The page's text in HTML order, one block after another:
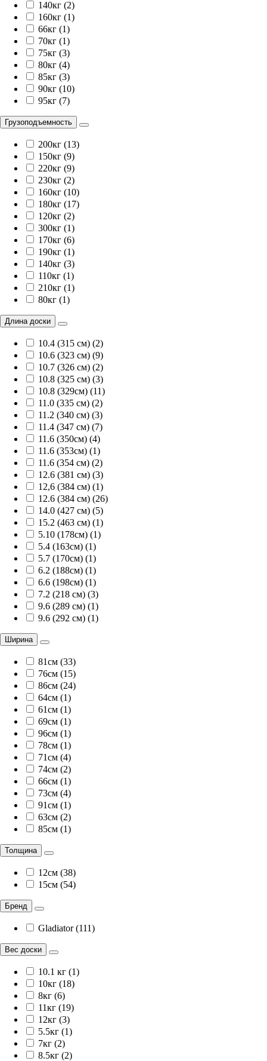
140кг (2)
160кг (1)
66кг (1)
70кг (1)
75кг (3)
80кг (4)
85кг (3)
90кг (10)
95кг (7)
Грузоподъемность
200кг (13)
150кг (9)
220кг (9)
230кг (2)
160кг (10)
180кг (17)
120кг (2)
300кг (1)
170кг (6)
190кг (1)
140кг (3)
110кг (1)
210кг (1)
80кг (1)
Длина доски
10.4 (315 см) (2)
10.6 (323 см) (9)
10.7 (326 см) (2)
10.8 (325 см) (3)
10.8 (329см) (11)
11.0 (335 см) (2)
11.2 (340 см) (3)
11.4 (347 см) (7)
11.6 (350см) (4)
11.6 (353см) (1)
11.6 (354 см) (2)
12.6 (381 см) (3)
12,6 (384 см) (1)
12.6 (384 см) (26)
14.0 (427 см) (5)
15.2 (463 см) (1)
5.10 (178см) (1)
5.4 (163см) (1)
5.7 (170см) (1)
6.2 (188см) (1)
6.6 (198см) (1)
7.2 (218 см) (3)
9.6 (289 см) (1)
9.6 (292 см) (1)
Ширина
81см (33)
76см (15)
86см (24)
64см (1)
61см (1)
69см (1)
96см (1)
78см (1)
71см (4)
74см (2)
66см (1)
73см (4)
91см (1)
63см (2)
85см (1)
Толщина
12см (38)
15см (54)
Бренд
Gladiator (111)
Вес доски
10.1 кг (1)
10кг (18)
8кг (6)
11кг (19)
12кг (3)
5.5кг (1)
7кг (2)
8.5кг (2)